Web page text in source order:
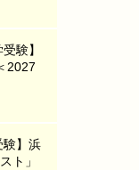
験】
2027
験】浜
ト」